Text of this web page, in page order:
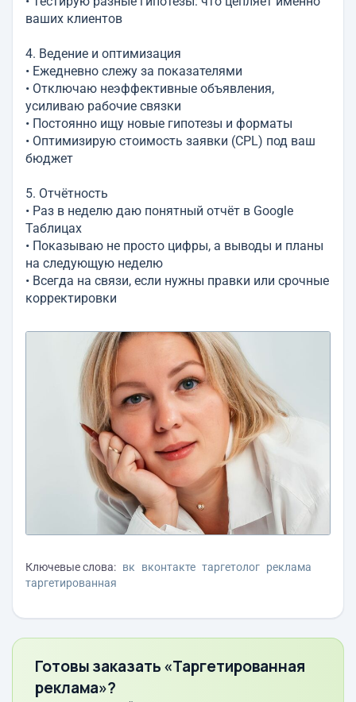
ваших клиентов
4. Ведение и оптимизация
• Ежедневно слежу за показателями
• Отключаю неэффективные объявления,
усиливаю рабочие связки
• Постоянно ищу новые гипотезы и форматы
• Оптимизирую стоимость заявки (CPL) под ваш
бюджет
5. Отчётность
• Раз в неделю даю понятный отчёт в Google
Таблицах
• Показываю не просто цифры, а выводы и планы
на следующую неделю
• Всегда на связи, если нужны правки или срочные
корректировки
Ключевые слова: вк вконтакте таргетолог реклама
таргетированная
Готовы заказать «Таргетированная
реклама»?